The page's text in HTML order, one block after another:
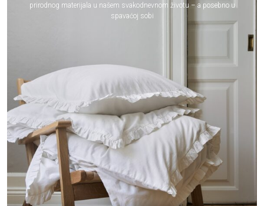
prirodnog materijala u našem svakodnevnom životu – a posebno u
spavaćoj sobi